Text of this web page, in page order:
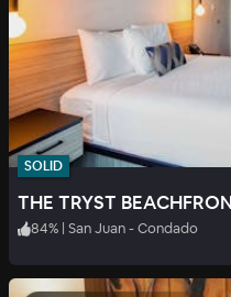
SOLID
THE TRYST
84% | San Juan - Condado